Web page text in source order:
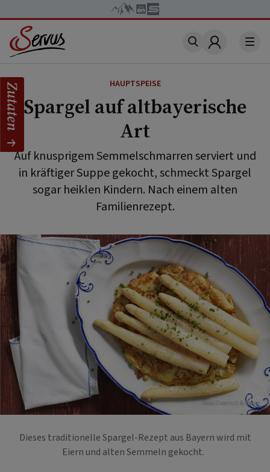
Account
HAUPTSPEISE
Spargel auf altbayerische
Art
Auf knusprigem Semmelschmarren serviert und
in kräftiger Suppe gekocht, schmeckt Spargel
sogar heiklen Kindern. Nach einem alten
Familienrezept.
Foto: Eisenhut & Mayer
Dieses traditionelle Spargel-Rezept aus Bayern wird mit
Eiern und alten Semmeln gekocht.
Zutaten